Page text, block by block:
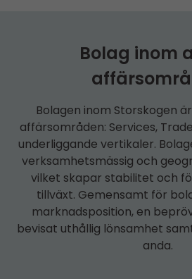
Bolag inom
Bolagen inom Storskogen
affärsområden: Services,
underliggande vertikaler.
verksamhetsmässig och
vilket skapar stabilitet och
tillväxt. Gemensamt för
marknadsposition, en
bevisat uthållig lönsamhet
anda.